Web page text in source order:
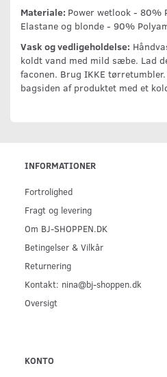
Materiale: Power wetlook - 80%
Elastane og blonde - 90%
Vask og vedligeholdelse:
koldt vand med mild sæbe. Lad
faconen. Brug IKKE
bagsiden af produktet med et
INFORMATIONER
Fortrolighed
Fragt og levering
Om BJ-SHOPPEN.DK
Betingelser & Vilkår
Returnering
Kontakt: nina@bj-shoppen.dk
Oversigt
KONTO